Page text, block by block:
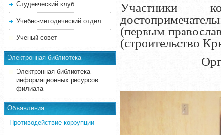
Студенческий клуб
Учебно-методический отдел
Ученый совет
Электронная библиотека
Электронная библиотека
информационных ресурсов
филиала
Объявления
Противодействие коррупции
Участники
(первым
(строительство